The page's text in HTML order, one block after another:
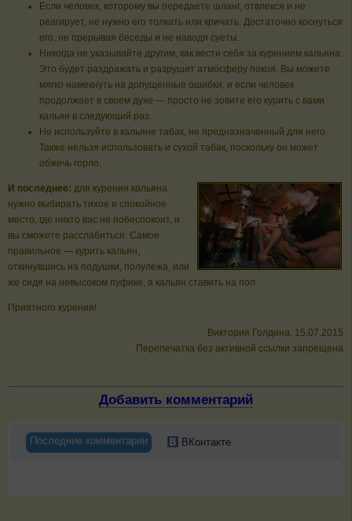
Если человек, которому вы передаете шланг, отвлекся и не
реагирует, не нужно его толкать или кричать. Достаточно коснуться
его, не прерывая беседы и не наводя суеты.
Никогда не указывайте другим, как вести себя за курением кальяна.
Это будет раздражать и разрушит атмосферу покоя. Вы можете
мягко намекнуть на допущенные ошибки, и если человек
продолжает в своем духе — просто не зовите его курить с вами
кальян в следующий раз.
Не используйте в кальяне табак, не предназначенный для него.
Также нельзя использовать и сухой табак, поскольку он может
обжечь горло.
И последнее: для курения кальяна
нужно выбирать тихое и спокойное
место, где никто вас не побеспокоит, и
вы сможете расслабиться. Самое
правильное — курить кальян,
откинувшись на подушки, полулежа, или
же сидя на невысоком пуфике, а кальян ставить на пол.
Приятного курения!
Виктория Голдина, 15.07.2015
Перепечатка без активной ссылки запрещена
Добавить комментарий
Последние комментарии ВКонтакте